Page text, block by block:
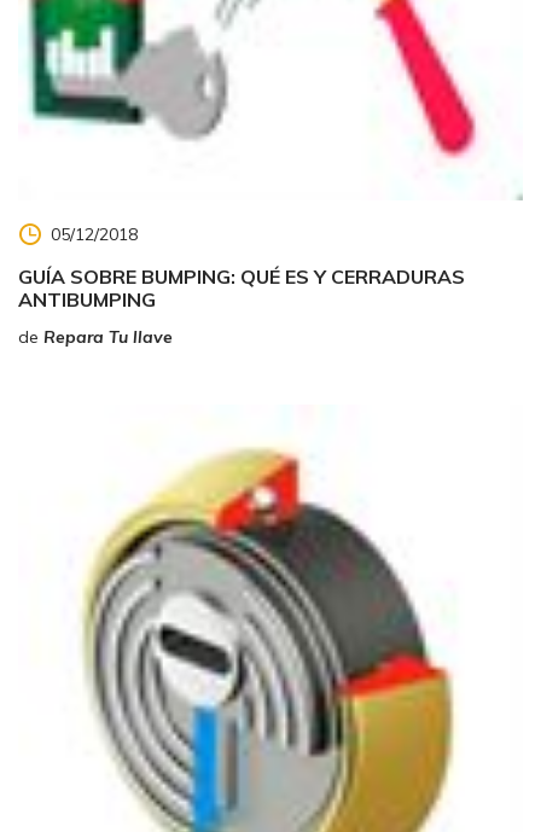
05/12/2018
GUÍA SOBRE BUMPING: QUÉ ES Y CERRADURAS
ANTIBUMPING
de Repara Tu llave